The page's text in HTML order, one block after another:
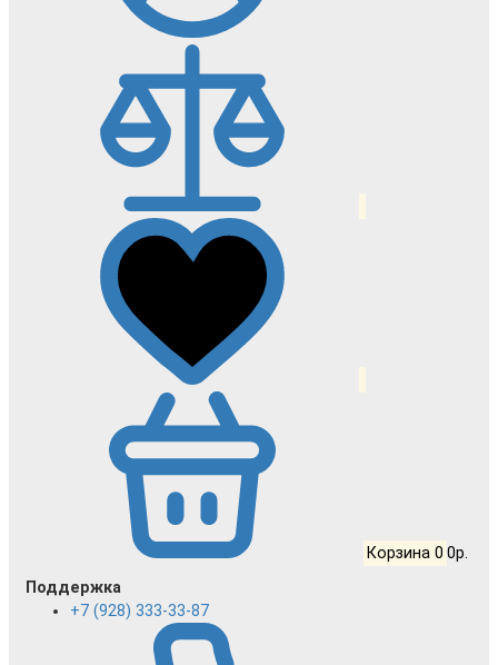
Корзина 0 0р.
Поддержка
+7 (928) 333-33-87